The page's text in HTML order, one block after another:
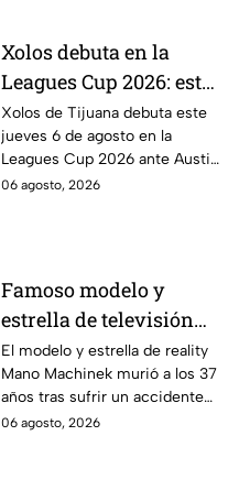
Xolos debuta en la
Leagues Cup 2026: este
es el horario del
partido ante Austin FC
Xolos de Tijuana debuta este
jueves 6 de agosto en la
Leagues Cup 2026 ante Austin
FC. Conoce a qué hora se
06 agosto, 2026
Famoso modelo y
estrella de televisión
muere tras estrellarse
mientras grababa un
comercial con un auto
de lujo
El modelo y estrella de reality
Mano Machinek murió a los 37
años tras sufrir un accidente
mientras grababa un comercial
06 agosto, 2026